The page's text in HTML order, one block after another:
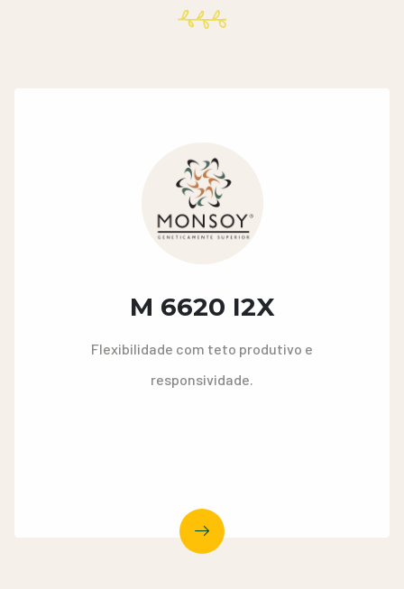
M 6620 I2X
Flexibilidade com teto produtivo e
responsividade.